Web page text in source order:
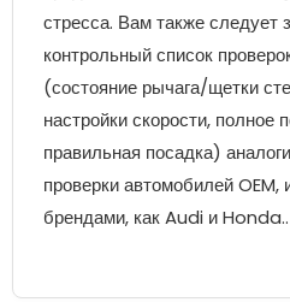
стресса. Вам также следует
контрольный список
(состояние рычага/щетки
настройки скорости, полное
правильная посадка)
проверки автомобилей
брендами, как Audi и Honda..